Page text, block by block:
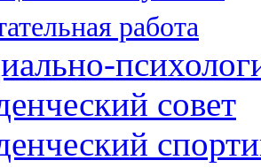
работа
совет